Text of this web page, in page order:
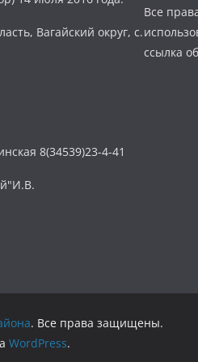
Вагайский округ, с.
8(34539)23-4-41
Все
ссылка
. Все права защищены.
WordPress.